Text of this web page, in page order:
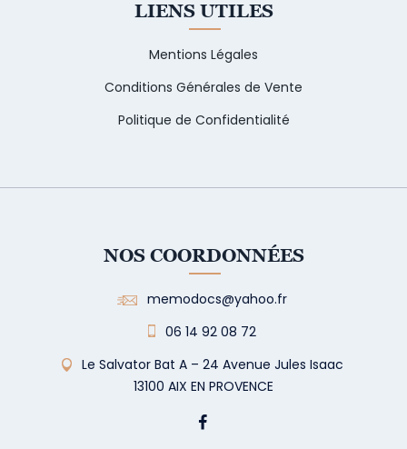
LIENS UTILES
Mentions Légales
Conditions Générales de Vente
Politique de Confidentialité
NOS COORDONNÉES
memodocs@yahoo.fr
06 14 92 08 72
Le Salvator Bat A – 24 Avenue Jules Isaac
13100 AIX EN PROVENCE